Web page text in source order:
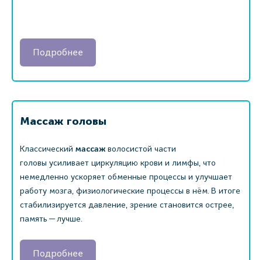
Подробнее
Массаж головы
Классический массаж волосистой части
головы усиливает циркуляцию крови и лимфы, что
немедленно ускоряет обменные процессы и улучшает
работу мозга, физиологические процессы в нём. В итоге
стабилизируется давление, зрение становится острее,
память — лучше.
Подробнее